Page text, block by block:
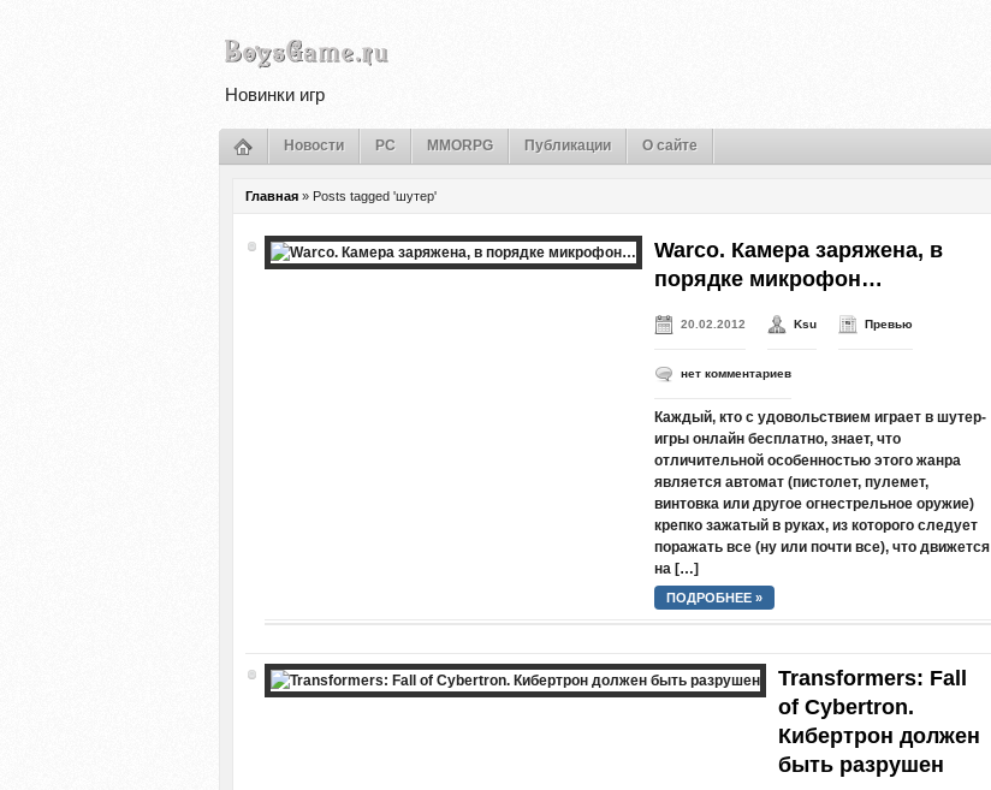
Новинки игр
Новости PC MMORPG Публикации О сайте
Главная » Posts tagged 'шутер'
Warco. Камера заряжена, в
порядке микрофон…
20.02.2012 Ksu Превью
нет комментариев
Каждый, кто с удовольствием играет в шутер-
игры онлайн бесплатно, знает, что
отличительной особенностью этого жанра
является автомат (пистолет, пулемет,
винтовка или другое огнестрельное оружие)
крепко зажатый в руках, из которого следует
поражать все (ну или почти все), что движется
на […]
ПОДРОБНЕЕ »
Transformers: Fall
of Cybertron.
Кибертрон должен
быть разрушен